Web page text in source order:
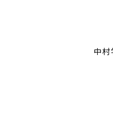
中